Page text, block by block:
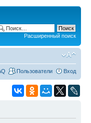
Расширенный поиск
Пользователи Вход